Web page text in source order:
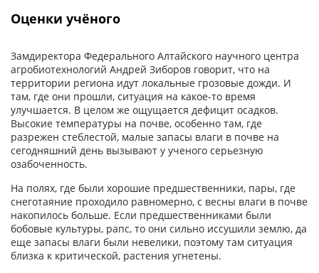
Оценки учёного
Замдиректора Федерального Алтайского научного центра
агробиотехнологий Андрей Зиборов говорит, что на
территории региона идут локальные грозовые дожди. И
там, где они прошли, ситуация на какое-то время
улучшается. В целом же ощущается дефицит осадков.
Высокие температуры на почве, особенно там, где
разрежен стеблестой, малые запасы влаги в почве на
сегодняшний день вызывают у ученого серьезную
озабоченность.
На полях, где были хорошие предшественники, пары, где
снеготаяние проходило равномерно, с весны влаги в почве
накопилось больше. Если предшественниками были
бобовые культуры, рапс, то они сильно иссушили землю, да
еще запасы влаги были невелики, поэтому там ситуация
близка к критической, растения угнетены.